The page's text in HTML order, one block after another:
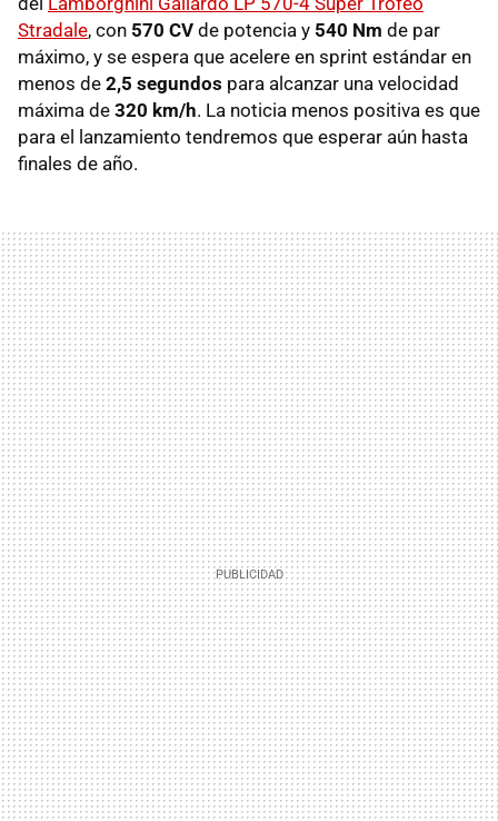
Stradale, con 570 CV de potencia y 540 Nm de par
máximo, y se espera que acelere en sprint estándar en
menos de 2,5 segundos para alcanzar una velocidad
máxima de 320 km/h. La noticia menos positiva es que
para el lanzamiento tendremos que esperar aún hasta
finales de año.